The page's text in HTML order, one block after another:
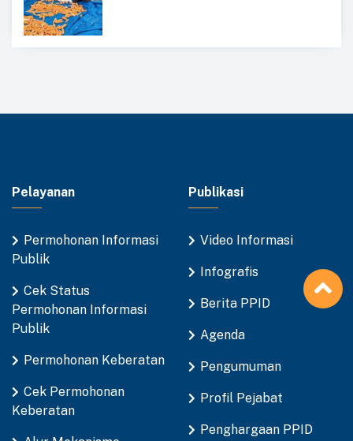
Pelayanan
Permohonan Informasi
Publik
Cek Status
Permohonan Informasi
Publik
Permohonan Keberatan
Cek Permohonan
Keberatan
Publikasi
Video Informasi
Infografis
Berita PPID
Agenda
Pengumuman
Profil Pejabat
Penghargaan PPID